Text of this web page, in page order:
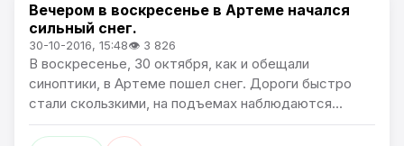
Новости Артёма
Вечером в воскресенье в Артеме начался
сильный снег.
30-10-2016, 15:48👁 3 826
В воскресенье, 30 октября, как и обещали
синоптики, в Артеме пошел снег. Дороги быстро
стали скользкими, на подъемах наблюдаются...